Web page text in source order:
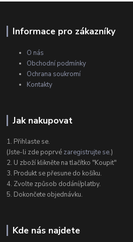
Informace pro zákazníky
O nás
Obchodní podmínky
Ochrana soukromí
Kontakty
Jak nakupovat
1. Přihlaste se.
(Jste-li zde poprvé zaregistrujte se.)
2. U zboží klikněte na tlačítko "Koupit"
3. Produkt se přesune do košíku.
4. Zvolte způsob dodání/platby.
5. Dokončete objednávku.
Kde nás najdete